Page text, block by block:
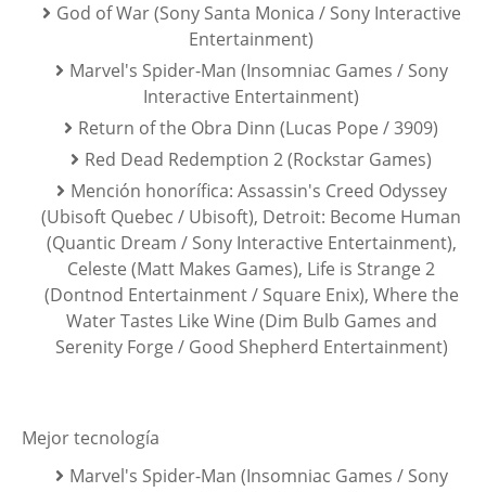
God of War (Sony Santa Monica / Sony Interactive
Entertainment)
Marvel's Spider-Man (Insomniac Games / Sony
Interactive Entertainment)
Return of the Obra Dinn (Lucas Pope / 3909)
Red Dead Redemption 2 (Rockstar Games)
Mención honorífica: Assassin's Creed Odyssey
(Ubisoft Quebec / Ubisoft), Detroit: Become Human
(Quantic Dream / Sony Interactive Entertainment),
Celeste (Matt Makes Games), Life is Strange 2
(Dontnod Entertainment / Square Enix), Where the
Water Tastes Like Wine (Dim Bulb Games and
Serenity Forge / Good Shepherd Entertainment)
Mejor tecnología
Marvel's Spider-Man (Insomniac Games / Sony